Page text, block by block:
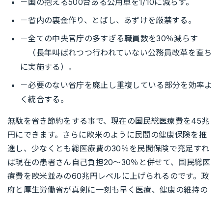
－国の抱える500台ある公用車を1/10に減らす。
－省内の裏金作り、とばし、あずけを厳禁する。
－全ての中央官庁の多すぎる職員数を30％減らす
（長年叫ばれつつ行われていない公務員改革を直ち
に実施する）。
－必要のない省庁を廃止し重複している部分を効率よ
く統合する。
無駄を省き節約をする事で、現在の国民総医療費を45兆
円にできます。さらに欧米のように民間の健康保険を推
進し、少なくとも総医療費の30％を民間保険で充足すれ
ば現在の患者さん自己負担20～30％と併せて、国民総医
療費を欧米並みの60兆円レベルに上げられるのです。政
府と厚生労働省が真剣に一刻も早く医療、健康の維持の